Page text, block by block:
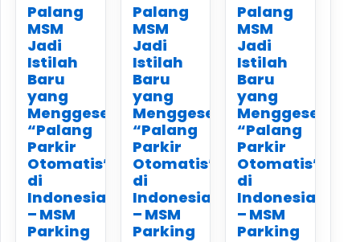
Palang
MSM
Jadi
Istilah
Baru
yang
Menggeser
“Palang
Parkir
Otomatis”
di
Indonesia
– MSM
Parking
Palang
MSM
Jadi
Istilah
Baru
yang
Menggeser
“Palang
Parkir
Otomatis”
di
Indonesia
– MSM
Parking
Palang
MSM
Jadi
Istilah
Baru
yang
Menggeser
“Palang
Parkir
Otomatis”
di
Indonesia
– MSM
Parking